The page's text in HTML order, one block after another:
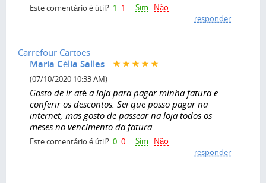
Este comentário é útil? 1 1 Sim
Não
responder
Carrefour Cartoes
Maria Célia Salles
(07/10/2020 10:33 AM)
Gosto de ir até a loja para pagar minha fatura e
conferir os descontos. Sei que posso pagar na
internet, mas gosto de passear na loja todos os
meses no vencimento da fatura.
Este comentário é útil? 0 0 Sim
Não
responder